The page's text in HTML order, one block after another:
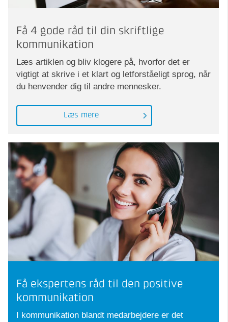
Få 4 gode råd til din skriftlige
kommunikation
Læs artiklen og bliv klogere på, hvorfor det er
vigtigt at skrive i et klart og letforståeligt sprog, når
du henvender dig til andre mennesker.
Læs mere
Få ekspertens råd til den positive
kommunikation
I kommunikation blandt medarbejdere er det